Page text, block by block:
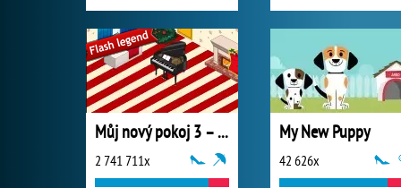
Můj nový pokoj 3 – Vánoce
2 741 711x
My New Puppy
42 626x